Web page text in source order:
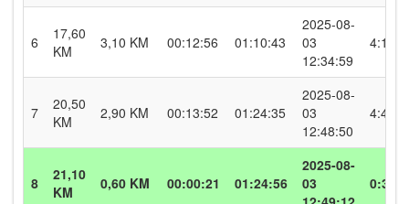
6
17,60
KM
3,10 KM 00:12:56 01:10:43
2025-08-
03
12:34:59
4:10
7
20,50
KM
2,90 KM 00:13:52 01:24:35
2025-08-
03
12:48:50
4:46
8
21,10
KM
0,60 KM 00:00:21 01:24:56
2025-08-
03
0:35